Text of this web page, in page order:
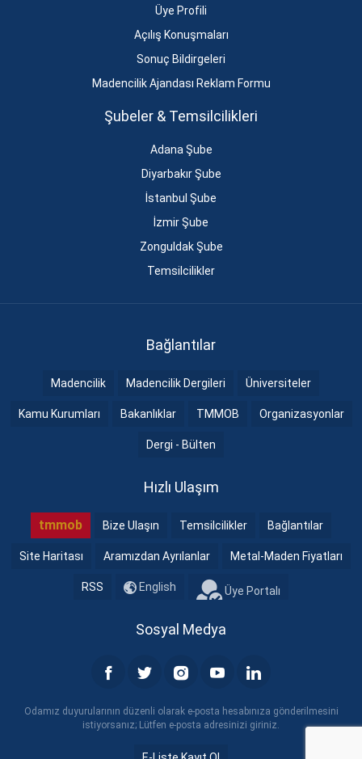
Üye Profili
Açılış Konuşmaları
Sonuç Bildirgeleri
Madencilik Ajandası Reklam Formu
Şubeler & Temsilcilikleri
Adana Şube
Diyarbakır Şube
İstanbul Şube
İzmir Şube
Zonguldak Şube
Temsilcilikler
Bağlantılar
Madencilik Madencilik Dergileri Üniversiteler
Kamu Kurumları Bakanlıklar TMMOB Organizasyonlar
Dergi - Bülten
Hızlı Ulaşım
tmmob Bize Ulaşın Temsilcilikler Bağlantılar
Site Haritası Aramızdan Ayrılanlar Metal-Maden Fiyatları
RSS English Üye Portalı
Sosyal Medya
Odamız duyurularının düzenli olarak e-posta hesabınıza gönderilmesini
istiyorsanız; Lütfen e-posta adresinizi giriniz.